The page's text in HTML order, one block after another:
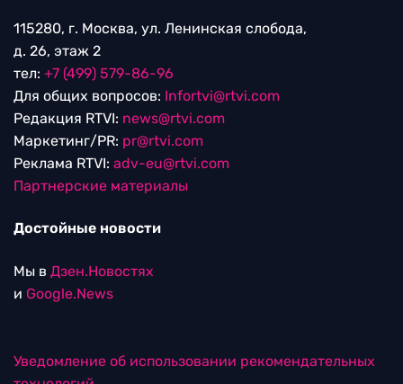
115280, г. Москва, ул. Ленинская слобода,
д. 26, этаж 2
тел: +7 (499) 579-86-96
Для общих вопросов: Infortvi@rtvi.com
Редакция RTVI: news@rtvi.com
Маркетинг/PR: pr@rtvi.com
Реклама RTVI: adv-eu@rtvi.com
Партнерские материалы
Достойные новости
Мы в Дзен.Новостях
и Google.News
Уведомление об использовании рекомендательных